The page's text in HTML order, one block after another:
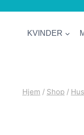
KVINDER
Hjem / Shop /